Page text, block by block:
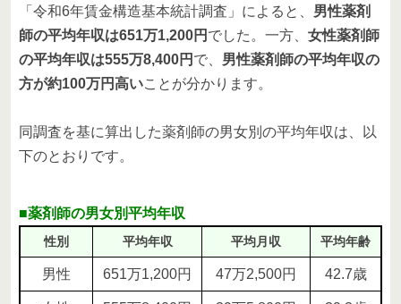
「令和6年賃金構造基本統計調査」によると、 男性薬剤
師の平均年収は651万1,200円 でした。一方、 女性薬剤師
の平均年収は555万8,400円 で、 男性薬剤師の平均年収の
方が約100万円高いことが分かります。
同調査を基に算出した薬剤師の男女別の平均年収は、以
下のとおりです。
■薬剤師の男女別平均年収
性別 平均年収 平均月収 平均年齢
男性 651万1,200円 47万2,500円 42.7歳